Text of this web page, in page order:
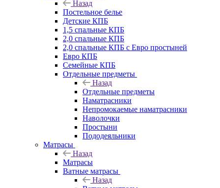
Назад
Постельное белье
Детские КПБ
1,5 спальные КПБ
2,0 спальные КПБ
2,0 спальные КПБ с Евро простыней
Евро КПБ
Семейные КПБ
Отдельные предметы
Назад
Отдельные предметы
Наматрасники
Непромокаемые наматрасники
Наволочки
Простыни
Пододеяльники
Матрасы
Назад
Матрасы
Ватные матрасы
Назад